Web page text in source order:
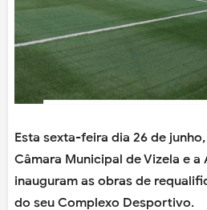
Esta sexta-feira dia 26 de
Câmara Municipal de Vizela e a
inauguram as obras de
do seu Complexo Desportivo.